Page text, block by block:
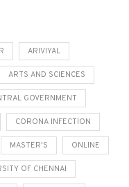
ARIVIYAL
ARTS AND SCIENCES
GOVERNMENT
CORONA INFECTION
MASTER'S ONLINE
OF CHENNAI